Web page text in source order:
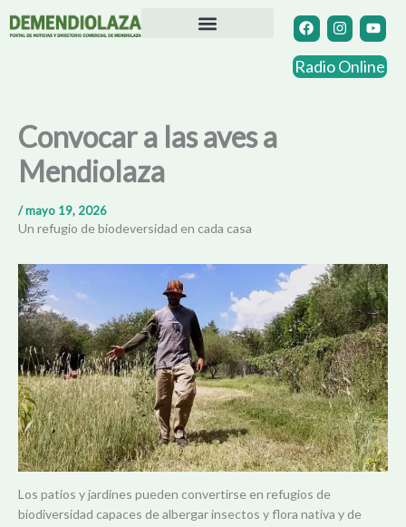
F
a
c
e
b
I
n
s
t
a
Y
o
u
t
u
Radio Online
Convocar a las aves a
Mendiolaza
/mayo 19, 2026
Un refugio de biodeversidad en cada casa
Los patios y jardines pueden convertirse en refugios de
biodiversidad capaces de albergar insectos y flora nativa y de